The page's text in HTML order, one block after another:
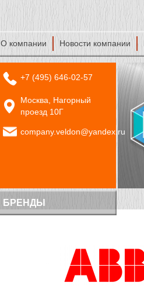
О компании Новости компании
+7 (495) 646-02-57
Москва, Нагорный
проезд 10Г
company.veldon@yandex.ru
БРЕНДЫ